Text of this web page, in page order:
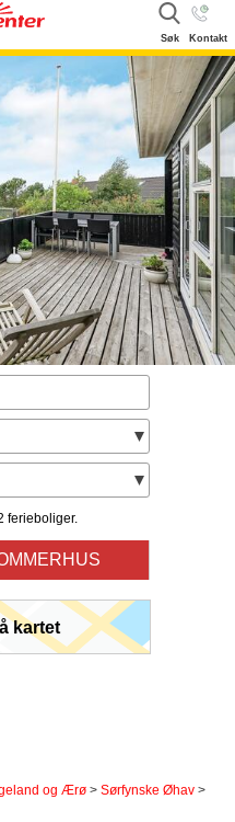
Kontakt
Søk
ferieboliger.
kartet
og Ærø > Sørfynske Øhav >